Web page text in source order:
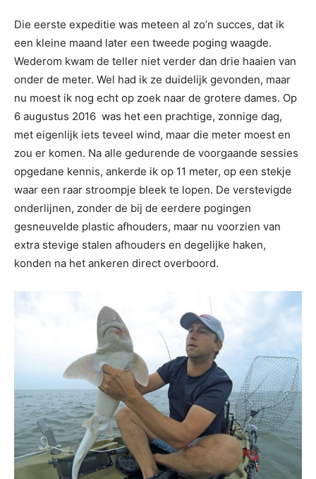
Die eerste expeditie was meteen al zo’n succes, dat ik
een kleine maand later een tweede poging waagde.
Wederom kwam de teller niet verder dan drie haaien van
onder de meter. Wel had ik ze duidelijk gevonden, maar
nu moest ik nog echt op zoek naar de grotere dames. Op
6 augustus 2016 was het een prachtige, zonnige dag,
met eigenlijk iets teveel wind, maar die meter moest en
zou er komen. Na alle gedurende de voorgaande sessies
opgedane kennis, ankerde ik op 11 meter, op een stekje
waar een raar stroompje bleek te lopen. De verstevigde
onderlijnen, zonder de bij de eerdere pogingen
gesneuvelde plastic afhouders, maar nu voorzien van
extra stevige stalen afhouders en degelijke haken,
konden na het ankeren direct overboord.